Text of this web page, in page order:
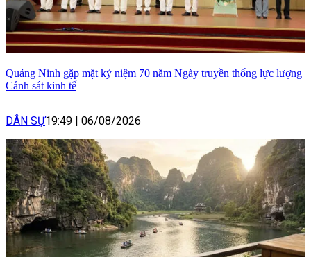
Quảng Ninh gặp mặt kỷ niệm 70 năm Ngày truyền thống lực lượng
Cảnh sát kinh tế
DÂN SỰ19:49 | 06/08/2026